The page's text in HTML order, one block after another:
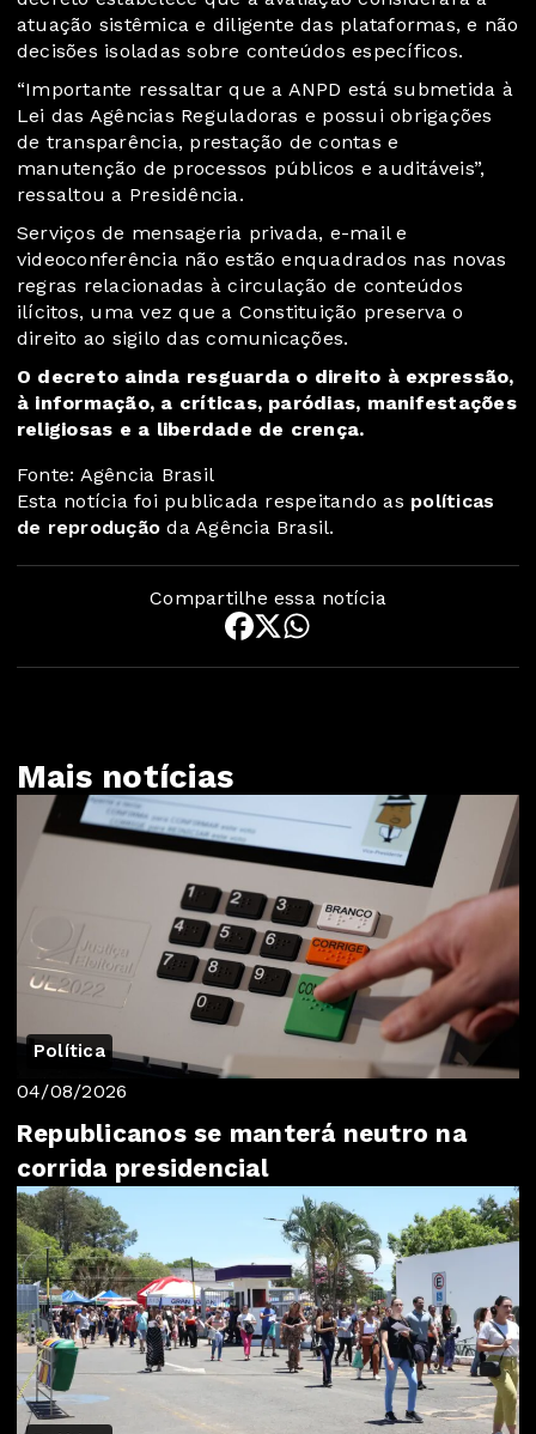
atuação sistêmica e diligente das plataformas, e não
decisões isoladas sobre conteúdos específicos.
“Importante ressaltar que a ANPD está submetida à
Lei das Agências Reguladoras e possui obrigações
de transparência, prestação de contas e
manutenção de processos públicos e auditáveis”,
ressaltou a Presidência.
Serviços de mensageria privada, e-mail e
videoconferência não estão enquadrados nas novas
regras relacionadas à circulação de conteúdos
ilícitos, uma vez que a Constituição preserva o
direito ao sigilo das comunicações.
O decreto ainda resguarda o direito à expressão,
à informação, a críticas, paródias, manifestações
religiosas e a liberdade de crença.
Fonte: Agência Brasil
Esta notícia foi publicada respeitando as políticas
de reprodução da Agência Brasil.
Compartilhe essa notícia
Mais notícias
Política
04/08/2026
Republicanos se manterá neutro na
corrida presidencial